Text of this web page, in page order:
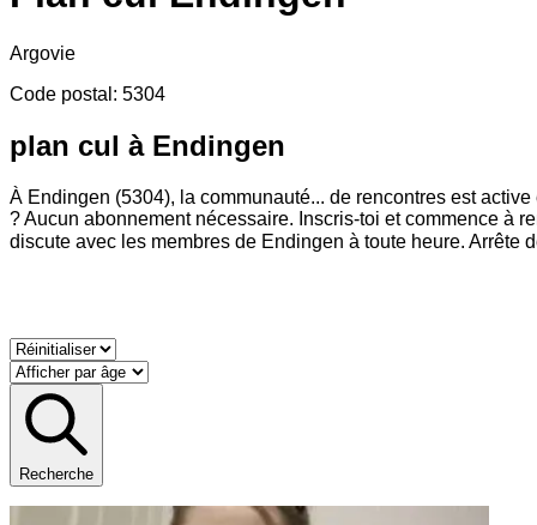
Argovie
Code postal : 5304
plan cul à Endingen
À Endingen (5304), la communauté... de rencontres est
? Aucun abonnement nécessaire. Inscris-toi et commence à
discute avec les membres de Endingen à toute heure. Arrête
Recherche